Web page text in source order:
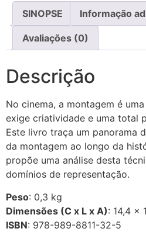
SINOPSE Informação
Avaliações (0)
Descrição
No cinema, a montagem é
exige criatividade e uma total
Este livro traça um panorama
da montagem ao longo da
propõe uma análise desta
domínios de representação.
Peso: 0,3 kg
Dimensões (C x L x A): 14,4 ×
ISBN: 978-989-8811-32-5